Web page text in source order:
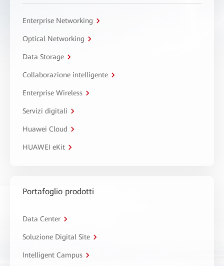
Enterprise Networking
Optical Networking
Data Storage
Collaborazione intelligente
Enterprise Wireless
Servizi digitali
Huawei Cloud
HUAWEI eKit
Portafoglio prodotti
Data Center
Soluzione Digital Site
Intelligent Campus